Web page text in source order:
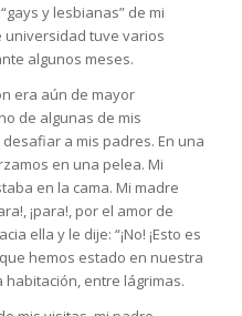
y lesbianas” de mi
universidad tuve varios
algunos meses.
era aún de mayor
de algunas de mis
a mis padres. En una
en una pelea. Mi
en la cama. Mi madre
¡para!, por el amor de
ella y le dije: “¡No! ¡Esto es
hemos estado en nuestra
habitación, entre lágrimas.